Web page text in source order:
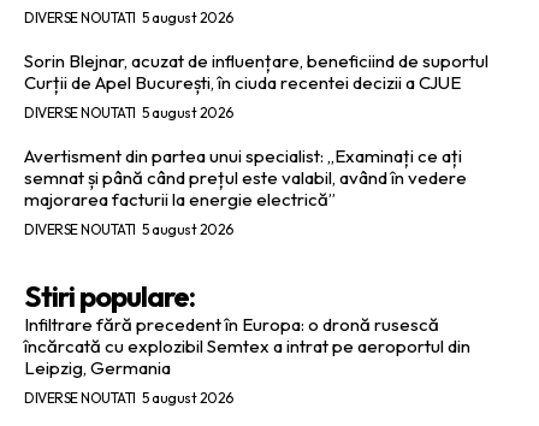
DIVERSE NOUTATI 5 august 2026
Sorin Blejnar, acuzat de influențare, beneficiind de suportul
Curții de Apel București, în ciuda recentei decizii a CJUE
DIVERSE NOUTATI 5 august 2026
Avertisment din partea unui specialist: „Examinați ce ați
semnat și până când prețul este valabil, având în vedere
majorarea facturii la energie electrică”
DIVERSE NOUTATI 5 august 2026
Stiri populare:
Infiltrare fără precedent în Europa: o dronă rusescă
încărcată cu explozibil Semtex a intrat pe aeroportul din
Leipzig, Germania
DIVERSE NOUTATI 5 august 2026